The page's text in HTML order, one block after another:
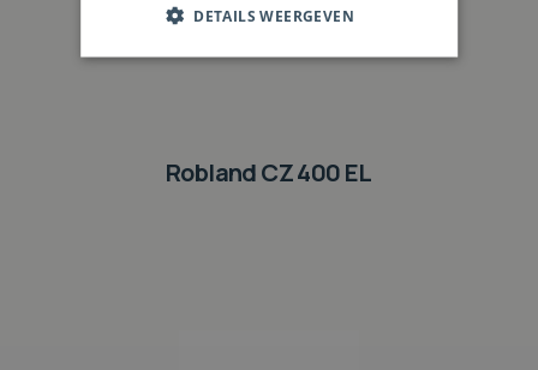
Robland CZ 400 EL
DETAILS WEERGEVEN